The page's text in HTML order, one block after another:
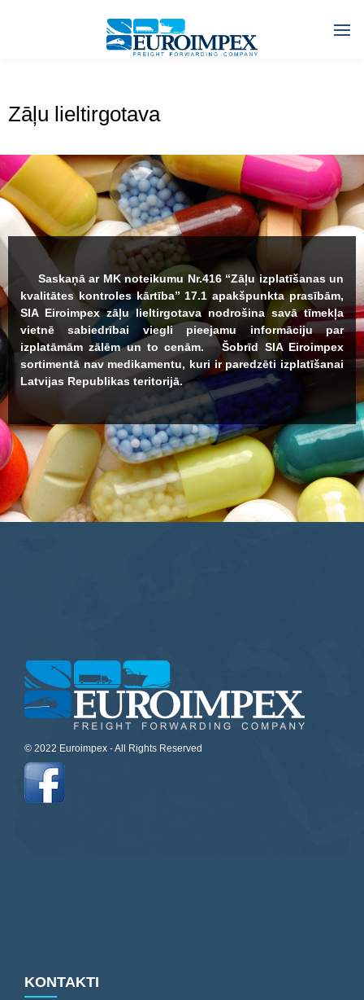
Zāļu lieltirgotava
Saskaņā ar MK noteikumu Nr.416 “Zāļu izplatīšanas un
kvalitātes kontroles kārtība” 17.1 apakšpunkta prasībām,
SIA Eiroimpex zāļu lieltirgotava nodrošina savā tīmekļa
vietnē sabiedrībai viegli pieejamu informāciju par
izplatāmām zālēm un to cenām. Šobrīd SIA Eiroimpex
sortimentā nav medikamentu, kuri ir paredzēti izplatīšanai
Latvijas Republikas teritorijā.
© 2022 Euroimpex - All Rights Reserved
KONTAKTI